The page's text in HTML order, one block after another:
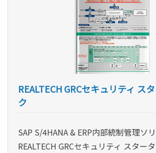
REALTECH GRCセキュリティ ス
ク
SAP S/4HANA & ERP内部統制管理ソ
REALTECH GRCセキュリティ スター